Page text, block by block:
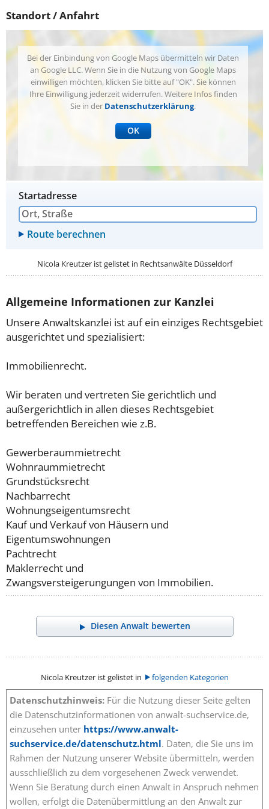
Standort / Anfahrt
Bei der Einbindung von Google Maps übermitteln wir Daten
an Google LLC. Wenn Sie in die Nutzung von Google Maps
einwilligen möchten, klicken Sie bitte auf "OK". Sie können
Ihre Einwilligung jederzeit widerrufen. Weitere Infos finden
Sie in der Datenschutzerklärung.
OK
Startadresse
Nicola Kreutzer ist gelistet in Rechtsanwälte Düsseldorf
Allgemeine Informationen zur Kanzlei
Unsere Anwaltskanzlei ist auf ein einziges Rechtsgebiet
ausgerichtet und spezialisiert:
Immobilienrecht.
Wir beraten und vertreten Sie gerichtlich und
außergerichtlich in allen dieses Rechtsgebiet
betreffenden Bereichen wie z.B.
Gewerberaummietrecht
Wohnraummietrecht
Grundstücksrecht
Nachbarrecht
Wohnungseigentumsrecht
Kauf und Verkauf von Häusern und
Eigentumswohnungen
Pachtrecht
Maklerrecht und
Zwangsversteigerungungen von Immobilien.
Diesen Anwalt bewerten
Nicola Kreutzer ist gelistet in folgenden Kategorien
Datenschutzhinweis: Für die Nutzung dieser Seite gelten
die Datenschutzinformationen von anwalt-suchservice.de,
einzusehen unter https://www.anwalt-
suchservice.de/datenschutz.html. Daten, die Sie uns im
Rahmen der Nutzung unserer Website übermitteln, werden
ausschließlich zu dem vorgesehenen Zweck verwendet.
Wenn Sie Beratung durch einen Anwalt in Anspruch nehmen
wollen, erfolgt die Datenübermittlung an den Anwalt zur